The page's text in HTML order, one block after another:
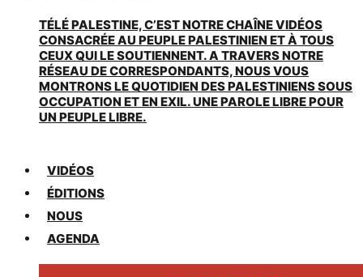
TÉLÉ PALESTINE, C’EST NOTRE CHAÎNE VIDÉOS
CONSACRÉE AU PEUPLE PALESTINIEN ET À TOUS
CEUX QUI LE SOUTIENNENT. A TRAVERS NOTRE
RÉSEAU DE CORRESPONDANTS, NOUS VOUS
MONTRONS LE QUOTIDIEN DES PALESTINIENS SOUS
OCCUPATION ET EN EXIL. UNE PAROLE LIBRE POUR
UN PEUPLE LIBRE.
VIDÉOS
ÉDITIONS
NOUS
AGENDA